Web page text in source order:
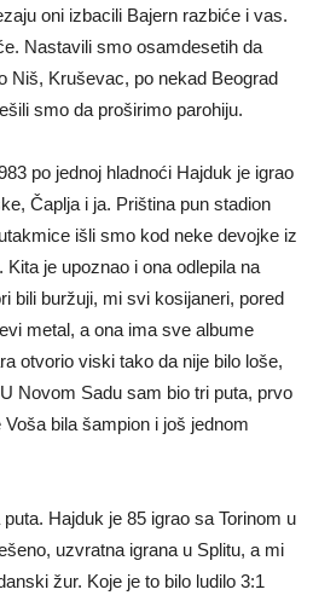
oni izbacili Bajern razbiće i vas.
Nastavili smo osamdesetih da
Niš, Kruševac, po nekad Beograd
smo da proširimo parohiju.
po jednoj hladnoći Hajduk je igrao
Čaplja i ja. Priština pun stadion
išli smo kod neke devojke iz
je upoznao i ona odlepila na
bili buržuji, mi svi kosijaneri, pored
metal, a ona ima sve albume
otvorio viski tako da nije bilo loše,
Novom Sadu sam bio tri puta, prvo
bila šampion i još jednom
Hajduk je 85 igrao sa Torinom u
uzvratna igrana u Splitu, a mi
žur. Koje je to bilo ludilo 3:1